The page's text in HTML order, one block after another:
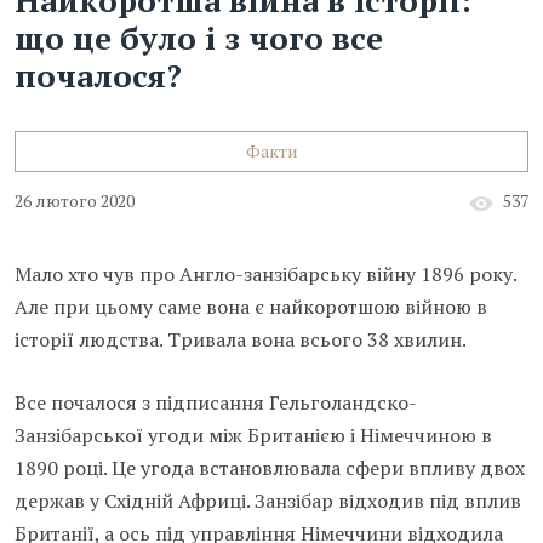
що це було і з чого все
почалося?
Факти
26 лютого 2020 537
Мало хто чув про Англо-занзібарську війну 1896 року.
Але при цьому саме вона є найкоротшою війною в
історії людства. Тривала вона всього 38 хвилин.
Все почалося з підписання Гельголандско-
Занзібарської угоди між Британією і Німеччиною в
1890 році. Це угода встановлювала сфери впливу двох
держав у Східній Африці. Занзібар відходив під вплив
Британії, а ось під управління Німеччини відходила